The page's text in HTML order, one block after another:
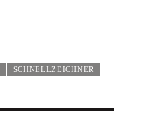
SCHNELLZEICHNER